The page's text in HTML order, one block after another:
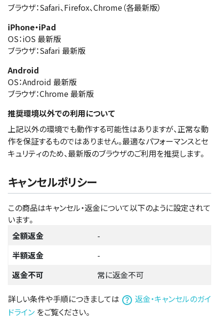
ブラウザ：Safari、Firefox、Chrome（各最新版）
iPhone・iPad
OS：iOS 最新版
ブラウザ：Safari 最新版
Android
OS：Android 最新版
ブラウザ：Chrome 最新版
推奨環境以外での利用について
上記以外の環境でも動作する可能性はありますが、正常な動
作を保証するものではありません。最適なパフォーマンスとセ
キュリティのため、最新版のブラウザのご利用を推奨します。
キャンセルポリシー
この商品はキャンセル・返金について以下のように設定されて
います。
全額返金
-
半額返金
-
返金不可
常に返金不可
詳しい条件や手順につきましては
返金・キャンセルのガイ
ドライン をご覧ください。